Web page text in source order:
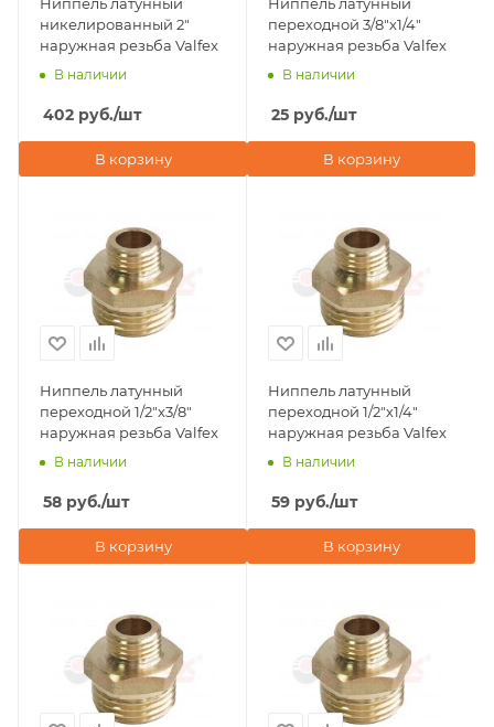
никелированный 2"
наружная резьба Valfex
В наличии
402 руб./шт
В корзину
переходной 3/8"х1/4"
наружная резьба Valfex
В наличии
25 руб./шт
В корзину
Ниппель латунный
переходной 1/2"х3/8"
наружная резьба Valfex
В наличии
58 руб./шт
В корзину
Ниппель латунный
переходной 1/2"х1/4"
наружная резьба Valfex
В наличии
59 руб./шт
В корзину